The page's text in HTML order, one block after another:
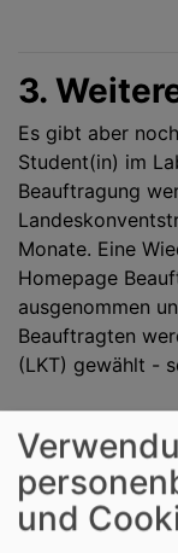
3.
Es gibt aber
Student(in) im
Beauftragung
Monate. Eine
Homepage
ausgenommen
Beauftragten
(LKT) gewählt -
und